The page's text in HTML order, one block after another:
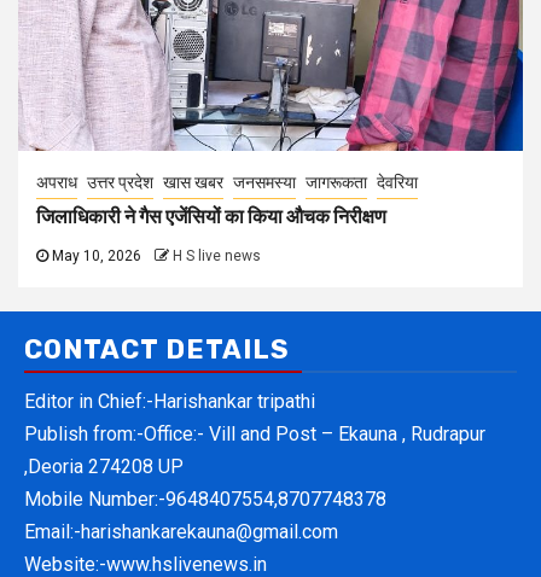
अपराध उत्तर प्रदेश खास खबर जनसमस्या जागरूकता देवरिया
जिलाधिकारी ने गैस एजेंसियों का किया औचक निरीक्षण
May 10, 2026 H S live news
CONTACT DETAILS
Editor in Chief:-Harishankar tripathi
Publish from:-Office:- Vill and Post – Ekauna , Rudrapur
,Deoria 274208 UP
Mobile Number:-9648407554,8707748378
Email:-harishankarekauna@gmail.com
Website:-www.hslivenews.in